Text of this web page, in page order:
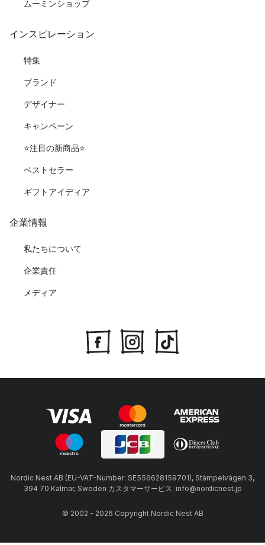
ムーミンショップ
インスピレーション
特集
ブランド
デザイナー
キャンペーン
⭐️注目の新商品⭐️
ベストセラー
ギフトアイディア
企業情報
私たちについて
企業責任
メディア
Nordic Nest AB (EU-VAT-Number: SE556628159701), Stämpelvägen 3,
394 70 Kalmar, Sweden カスタマーサービス: info@nordicnest.jp
© 2002 - 2026 Copyright Nordic Nest AB